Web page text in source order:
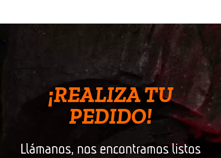
¡REALIZA TU
PEDIDO!
Llámanos, nos encontramos listos